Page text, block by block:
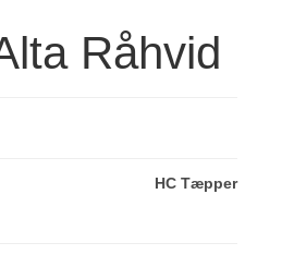
Råhvid
HC Tæpper